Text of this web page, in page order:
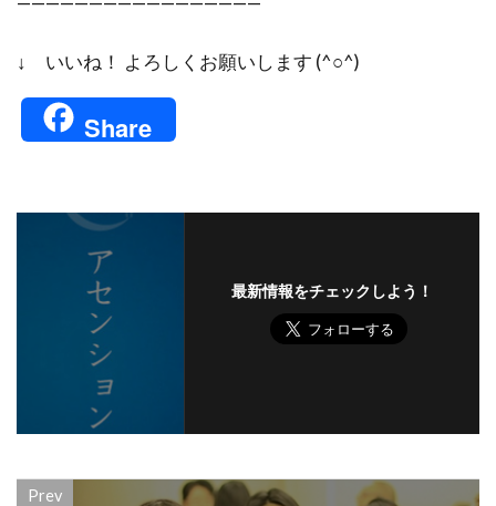
↓ いいね！ よろしくお願いします (^○^)
Share
最新情報をチェックしよう！
Prev